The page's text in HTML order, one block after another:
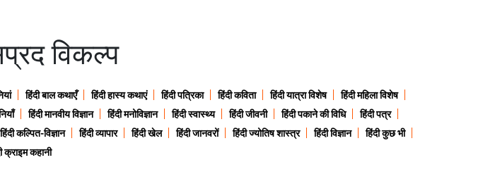
विकल्प
हिंदी बाल कथाएँ हिंदी हास्य कथाएं हिंदी पत्रिका हिंदी कविता हिंदी यात्रा विशेष
हिंदी महिला विशेष
हिंदी मानवीय विज्ञान हिंदी मनोविज्ञान हिंदी स्वास्थ्य हिंदी जीवनी हिंदी पकाने की विधि
हिंदी पत्र
हिंदी कल्पित-विज्ञान हिंदी व्यापार हिंदी खेल हिंदी जानवरों हिंदी ज्योतिष शास्त्र हिंदी विज्ञान
हिंदी कुछ भी
क्राइम कहानी